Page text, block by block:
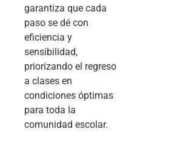
garantiza que cada
paso se dé con
eficiencia y
sensibilidad,
priorizando el regreso
a clases en
condiciones óptimas
para toda la
comunidad escolar.